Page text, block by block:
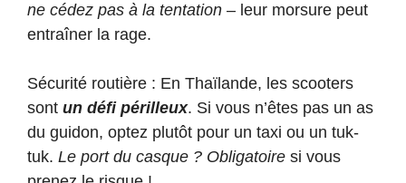
ne cédez pas à la tentation – leur morsure peut
entraîner la rage.
Sécurité routière : En Thaïlande, les scooters
sont un défi périlleux. Si vous n’êtes pas un as
du guidon, optez plutôt pour un taxi ou un tuk-
tuk. Le port du casque ? Obligatoire si vous